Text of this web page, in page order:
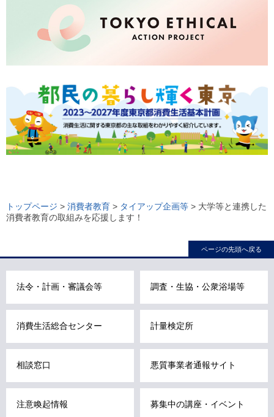
ー
カ
トップページ > 消費者教育 > タイアップ企画等 > 大学等と連携した
消費者教育の取組みを応援します！
ページの先頭へ戻る
法令・計画・審議会等 調査・生協・公衆浴場等
消費生活総合センター 計量検定所
相談窓口 悪質事業者通報サイト
注意喚起情報 募集中の講座・イベント